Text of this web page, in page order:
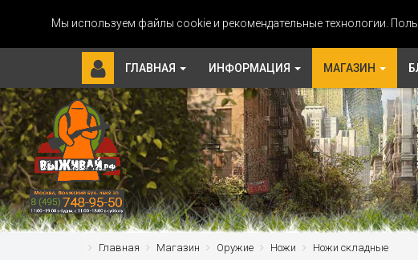
Мы используем файлы cookie и рекомендательные технологии.
ГЛАВНАЯ ИНФОРМАЦИЯ МАГАЗИН
Главная Магазин Оружие Ножи Ножи складные